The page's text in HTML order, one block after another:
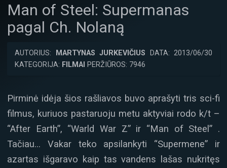
Man of Steel: Supermanas
pagal Ch. Nolaną
AUTORIUS: MARTYNAS JURKEVIČIUS DATA: 2013/06/30
KATEGORIJA: FILMAI PERŽIŪROS: 7946
Pirminė idėja šios rašliavos buvo aprašyti tris sci-fi
filmus, kuriuos pastaruoju metu aktyviai rodo k/t –
“After Earth”, “Warld War Z” ir “Man of Steel” .
Tačiau… Vakar teko apsilankyti “Supermene” ir
azartas išgaravo kaip tas vandens lašas nukritęs